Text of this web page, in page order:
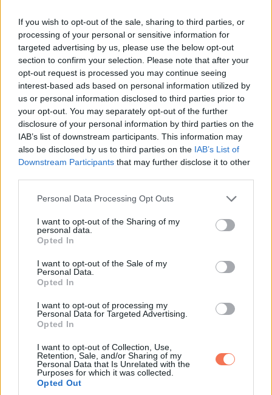
If you wish to opt-out of the sale, sharing to third parties, or
processing of your personal or sensitive information for
targeted advertising by us, please use the below opt-out
section to confirm your selection. Please note that after your
opt-out request is processed you may continue seeing
interest-based ads based on personal information utilized by
us or personal information disclosed to third parties prior to
your opt-out. You may separately opt-out of the further
disclosure of your personal information by third parties on the
IAB’s list of downstream participants. This information may
also be disclosed by us to third parties on the IAB’s List of
Downstream Participants that may further disclose it to other
Please note that this website/app uses one or more Google
not limited to your visit or usage behaviour. You may click to
grant or deny consent to Google and its third-party tags to
use your data for below specified purposes in below Google
consent section.
Personal Data Processing Opt Outs
I want to opt-out of the Sharing of my
personal data.
Opted In
I want to opt-out of the Sale of my
Personal Data.
Opted In
I want to opt-out of processing my
Personal Data for Targeted Advertising.
Opted In
I want to opt-out of Collection, Use,
Retention, Sale, and/or Sharing of my
Personal Data that Is Unrelated with the
Purposes for which it was collected.
Opted Out
Elisabeth Van Aalderen (@elisabethva) által megosztott bejegyzés